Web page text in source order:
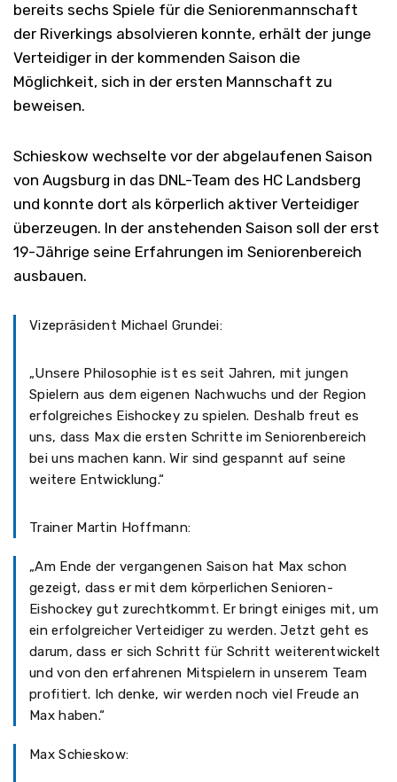
bereits sechs Spiele für die Seniorenmannschaft
der Riverkings absolvieren konnte, erhält der junge
Verteidiger in der kommenden Saison die
Möglichkeit, sich in der ersten Mannschaft zu
beweisen.
Schieskow wechselte vor der abgelaufenen Saison
von Augsburg in das DNL-Team des HC Landsberg
und konnte dort als körperlich aktiver Verteidiger
überzeugen. In der anstehenden Saison soll der erst
19-Jährige seine Erfahrungen im Seniorenbereich
ausbauen.
Vizepräsident Michael Grundei:
„Unsere Philosophie ist es seit Jahren, mit jungen
Spielern aus dem eigenen Nachwuchs und der Region
erfolgreiches Eishockey zu spielen. Deshalb freut es
uns, dass Max die ersten Schritte im Seniorenbereich
bei uns machen kann. Wir sind gespannt auf seine
weitere Entwicklung.“
Trainer Martin Hoffmann:
„Am Ende der vergangenen Saison hat Max schon
gezeigt, dass er mit dem körperlichen Senioren-
Eishockey gut zurechtkommt. Er bringt einiges mit, um
ein erfolgreicher Verteidiger zu werden. Jetzt geht es
darum, dass er sich Schritt für Schritt weiterentwickelt
und von den erfahrenen Mitspielern in unserem Team
profitiert. Ich denke, wir werden noch viel Freude an
Max haben.“
Max Schieskow: